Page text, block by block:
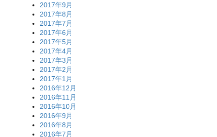
2017年9月
2017年8月
2017年7月
2017年6月
2017年5月
2017年4月
2017年3月
2017年2月
2017年1月
2016年12月
2016年11月
2016年10月
2016年9月
2016年8月
2016年7月